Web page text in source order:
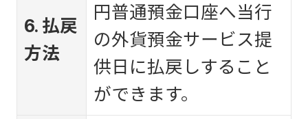
6. 払戻
方法
円普通預金口座へ当行
の外貨預金サービス提
供日に払戻しすること
ができます。